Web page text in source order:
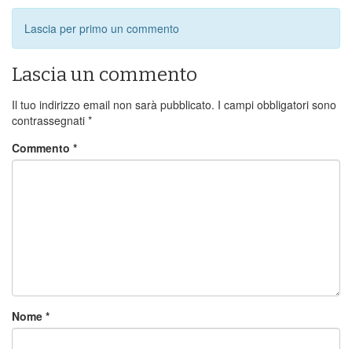
Lascia per primo un commento
Lascia un commento
Il tuo indirizzo email non sarà pubblicato. I campi obbligatori sono
contrassegnati *
Commento *
Nome *